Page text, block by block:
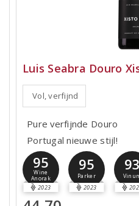
Luis Seabra Douro
Vol, verfijnd
Pure verfijnde Douro
Portugal nieuwe stijl!
95
Wine
Anorak
2023
95
Parker
2023
93